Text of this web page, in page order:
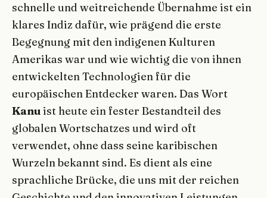
schnelle und weitreichende Übernahme ist ein
klares Indiz dafür, wie prägend die erste
Begegnung mit den indigenen Kulturen
Amerikas war und wie wichtig die von ihnen
entwickelten Technologien für die
europäischen Entdecker waren. Das Wort
Kanuist heute ein fester Bestandteil des
globalen Wortschatzes und wird oft
verwendet, ohne dass seine karibischen
Wurzeln bekannt sind. Es dient als eine
sprachliche Brücke, die uns mit der reichen